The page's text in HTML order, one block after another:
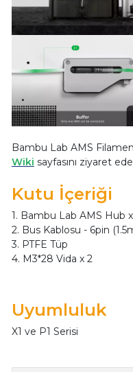
Bambu Lab AMS
Wiki sayfasını ziyaret
Kutu İçeriği
1. Bambu Lab AMS Hub x
2. Bus Kablosu - 6pin
3. PTFE Tüp
4. M3*28 Vida x 2
Uyumluluk
X1 ve P1 Serisi